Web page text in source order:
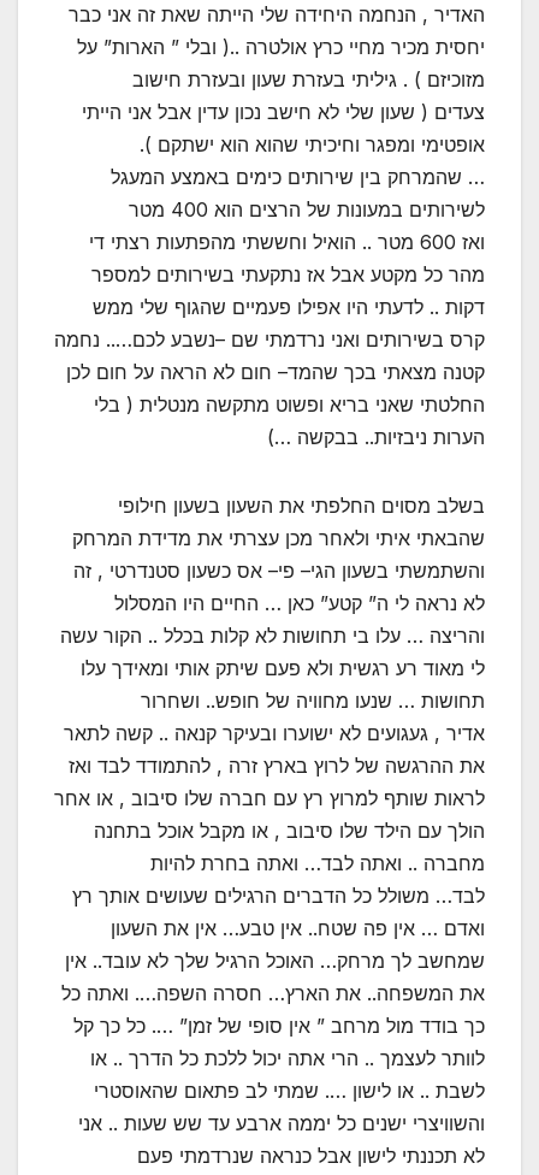
האדיר , הנחמה היחידה שלי הייתה שאת זה אני כבר
יחסית מכיר מחיי כרץ אולטרה ..( ובלי ” הארות” על
מזוכיזם ) . גיליתי בעזרת שעון ובעזרת חישוב
צעדים ( שעון שלי לא חישב נכון עדין אבל אני הייתי
אופטימי ומפגר וחיכיתי שהוא הוא ישתקם ).
… שהמרחק בין שירותים כימים באמצע המעגל
לשירותים במעונות של הרצים הוא 400 מטר
ואז 600 מטר .. הואיל וחששתי מהפתעות רצתי די
מהר כל מקטע אבל אז נתקעתי בשירותים למספר
דקות .. לדעתי היו אפילו פעמיים שהגוף שלי ממש
קרס בשירותים ואני נרדמתי שם –נשבע לכם….. נחמה
קטנה מצאתי בכך שהמד– חום לא הראה על חום לכן
החלטתי שאני בריא ופשוט מתקשה מנטלית ( בלי
הערות ניבזיות.. בבקשה …)
בשלב מסוים החלפתי את השעון בשעון חילופי
שהבאתי איתי ולאחר מכן עצרתי את מדידת המרחק
והשתמשתי בשעון הגי– פי– אס כשעון סטנדרטי , זה
לא נראה לי ה” קטע” כאן … החיים היו המסלול
והריצה … עלו בי תחושות לא קלות בכלל .. הקור עשה
לי מאוד רע רגשית ולא פעם שיתק אותי ומאידך עלו
תחושות … שנעו מחוויה של חופש.. ושחרור
אדיר , געגועים לא ישוערו ובעיקר קנאה .. קשה לתאר
את ההרגשה של לרוץ בארץ זרה , להתמודד לבד ואז
לראות שותף למרוץ רץ עם חברה שלו סיבוב , או אחר
הולך עם הילד שלו סיבוב , או מקבל אוכל בתחנה
מחברה .. ואתה לבד… ואתה בחרת להיות
לבד… משולל כל הדברים הרגילים שעושים אותך רץ
ואדם … אין פה שטח.. אין טבע… אין את השעון
שמחשב לך מרחק… האוכל הרגיל שלך לא עובד.. אין
את המשפחה.. את הארץ… חסרה השפה…. ואתה כל
כך בודד מול מרחב ” אין סופי של זמן” …. כל כך קל
לוותר לעצמך .. הרי אתה יכול ללכת כל הדרך .. או
לשבת .. או לישון …. שמתי לב פתאום שהאוסטרי
והשוויצרי ישנים כל יממה ארבע עד שש שעות .. אני
לא תכננתי לישון אבל כנראה שנרדמתי פעם